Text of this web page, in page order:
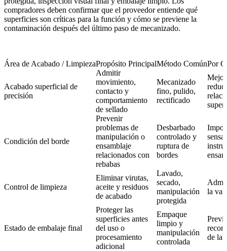
compradores deben confirmar que el proveedor entiende qué
superficies son críticas para la función y cómo se previene la
contaminación después del último paso de mecanizado.
Área de Acabado / LimpiezaPropósito PrincipalMétodo ComúnPor
Acabado superficial de
precisión
Admitir
movimiento,
contacto y
comportamiento
de sellado
Mecanizado
fino, pulido,
rectificado
Condición del borde
Prevenir
problemas de
manipulación o
ensamblaje
relacionados con
rebabas
Desbarbado
controlado y
ruptura de
bordes
Control de limpieza
Eliminar virutas,
aceite y residuos
de acabado
Lavado,
secado,
manipulación
protegida
la
Estado de embalaje final
Proteger las
superficies antes
del uso o
procesamiento
adicional
Empaque
limpio y
manipulación
controlada
de la